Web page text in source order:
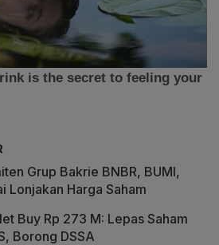
Grup Bakrie BNBR, BUMI,
Lonjakan Harga Saham
Buy Rp 273 M: Lepas Saham
Borong DSSA